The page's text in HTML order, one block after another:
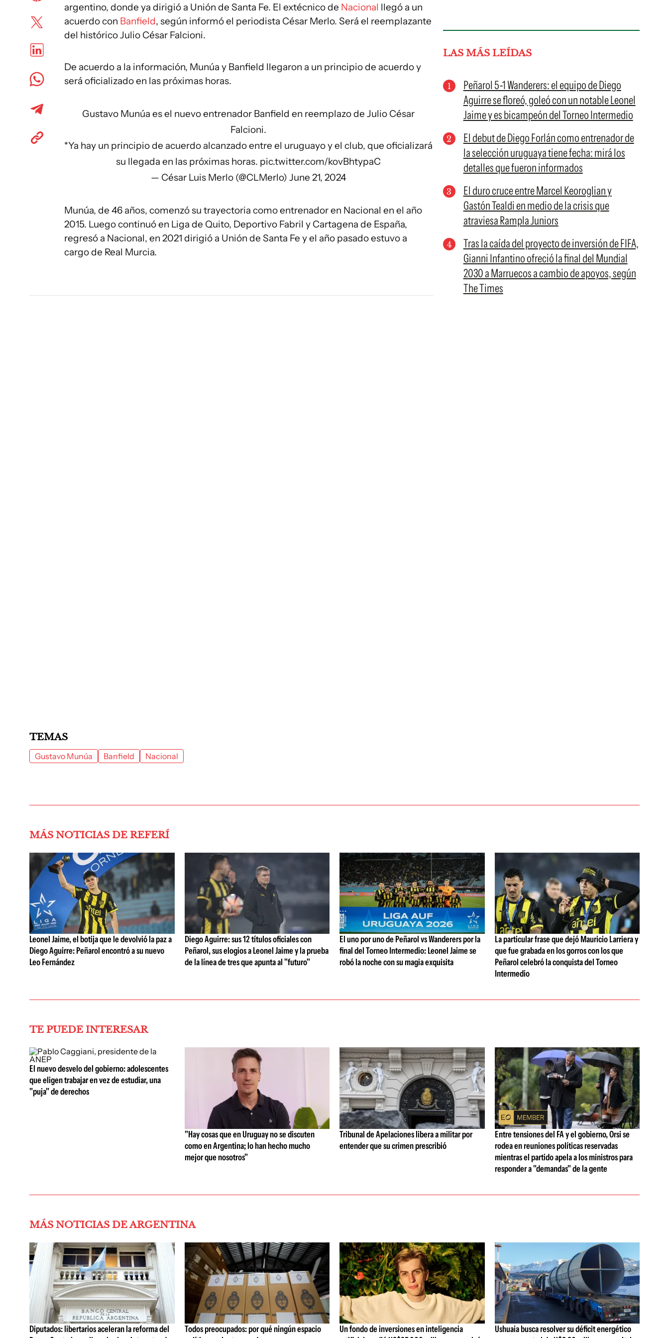
argentino, donde ya dirigió a Unión de Santa Fe. El extécnico de Nacional llegó a un
acuerdo con Banfield, según informó el periodista César Merlo. Será el reemplazante
del histórico Julio César Falcioni.
De acuerdo a la información, Munúa y Banfield llegaron a un principio de acuerdo y
será oficializado en las próximas horas.
Gustavo Munúa es el nuevo entrenador Banfield en reemplazo de Julio César
Falcioni.
*Ya hay un principio de acuerdo alcanzado entre el uruguayo y el club, que oficializará
su llegada en las próximas horas. pic.twitter.com/kovBhtypaC
— César Luis Merlo (@CLMerlo)June 21, 2024
Munúa, de 46 años, comenzó su trayectoria como entrenador en Nacional en el año
2015. Luego continuó en Liga de Quito, Deportivo Fabril y Cartagena de España,
regresó a Nacional, en 2021 dirigió a Unión de Santa Fe y el año pasado estuvo a
cargo de Real Murcia.
LAS MÁS LEÍDAS
Peñarol 5-1 Wanderers: el equipo de Diego
Aguirre se floreó, goleó con un notable Leonel
Jaime y es bicampeón del Torneo Intermedio
El debut de Diego Forlán como entrenador de
la selección uruguaya tiene fecha: mirá los
detalles que fueron informados
El duro cruce entre Marcel Keoroglian y
Gastón Tealdi en medio de la crisis que
atraviesa Rampla Juniors
Tras la caída del proyecto de inversión de FIFA,
Gianni Infantino ofreció la final del Mundial
2030 a Marruecos a cambio de apoyos, según
The Times
TEMAS
Gustavo Munúa Banfield Nacional
MÁS NOTICIAS DE REFERÍ
Leonel Jaime, el botija que le devolvió la paz a
Diego Aguirre: Peñarol encontró a su nuevo
Leo Fernández
Diego Aguirre: sus 12 títulos oficiales con
Peñarol, sus elogios a Leonel Jaime y la prueba
de la línea de tres que apunta al "futuro"
El uno por uno de Peñarol vs Wanderers por la
final del Torneo Intermedio: Leonel Jaime se
robó la noche con su magia exquisita
La particular frase que dejó Mauricio Larriera y
que fue grabada en los gorros con los que
Peñarol celebró la conquista del Torneo
Intermedio
TE PUEDE INTERESAR
El nuevo desvelo del gobierno: adolescentes
que eligen trabajar en vez de estudiar, una
"puja" de derechos
"Hay cosas que en Uruguay no se discuten
como en Argentina; lo han hecho mucho
mejor que nosotros"
Tribunal de Apelaciones libera a militar por
entender que su crimen prescribió
Entre tensiones del FA y el gobierno, Orsi se
rodea en reuniones políticas reservadas
mientras el partido apela a los ministros para
responder a "demandas" de la gente
MÁS NOTICIAS DE ARGENTINA
Diputados: libertarios aceleran la reforma del
Todos preocupados: por qué ningún espacio
Un fondo de inversiones en inteligencia
Ushuaia busca resolver su déficit energético